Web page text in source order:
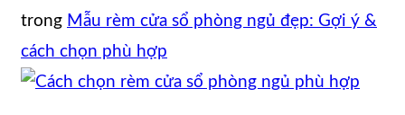
trong Mẫu rèm cửa sổ phòng ngủ đẹp: Gợi ý &
cách chọn phù hợp